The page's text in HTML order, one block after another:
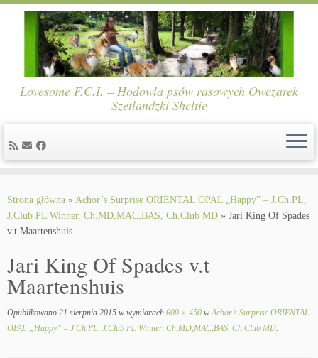
content
Lovesome F.C.I. – Hodowla psów rasowych Owczarek
Szetlandzki Sheltie
Strona główna » Achor’s Surprise ORIENTAL OPAL „Happy” – J.Ch.PL,
J.Club PL Winner, Ch.MD,MAC,BAS, Ch.Club MD » Jari King Of Spades
v.t Maartenshuis
Jari King Of Spades v.t
Maartenshuis
Opublikowano 21 sierpnia 2015 w wymiarach 600 × 450 wAchor’s Surprise ORIENTAL
OPAL „Happy” – J.Ch.PL, J.Club PL Winner, Ch.MD,MAC,BAS, Ch.Club MD.